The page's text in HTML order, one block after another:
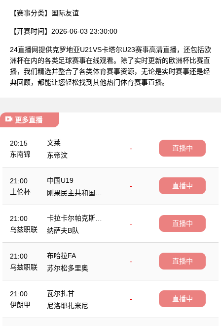
【赛事分类】 国际友谊
【开赛时间】 2026-06-03 23:30:00
24直播网提供克罗地亚U21VS卡塔尔U23赛事高清直播，还包括欧
洲杯在内的各类足球赛事在线观看。除了实时更新的欧洲杯比赛直
播，我们精选并整合了各类体育赛事资源，无论是实时赛事还是经
典回顾，都能让您轻松找到其他热门体育赛事直播。
更多直播
20:15
东南锦
文莱
-
东帝汶
直播中
21:00
土伦杯
中国U19
-
刚果民主共和国U2
3
直播中
21:00
乌兹职联
卡拉卡尔帕克斯坦F
A
-
纳萨夫B队
直播中
21:00
乌兹职联
布哈拉FA
-
苏尔松多里奥
直播中
21:00
伊朗甲
瓦尔扎甘
-
尼洛耶扎米尼
直播中